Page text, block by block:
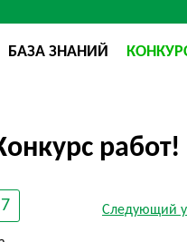
БАЗА ЗНАНИЙ
работ!
7 Следующий